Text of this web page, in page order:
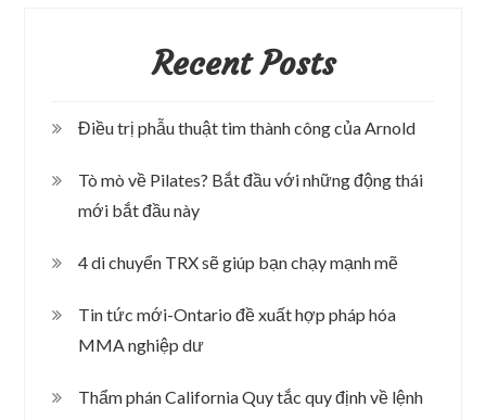
Recent Posts
Điều trị phẫu thuật tim thành công của Arnold
Tò mò về Pilates? Bắt đầu với những động thái
mới bắt đầu này
4 di chuyển TRX sẽ giúp bạn chạy mạnh mẽ
Tin tức mới-Ontario đề xuất hợp pháp hóa
MMA nghiệp dư
Thẩm phán California Quy tắc quy định về lệnh